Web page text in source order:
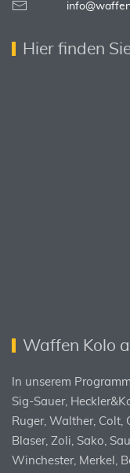
Hier finden
Waffen Kolo
In unserem
Sig-Sauer,
Ruger, Walther, Colt,
Blaser, Zoli, Sako,
Winchester, Merkel,